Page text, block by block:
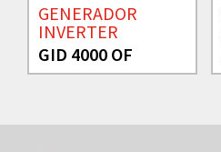
GENERADOR
INVERTER
GID 4000 OF